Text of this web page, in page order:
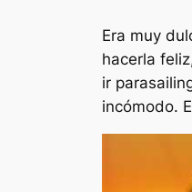
Era muy
hacerla
ir
incómodo.